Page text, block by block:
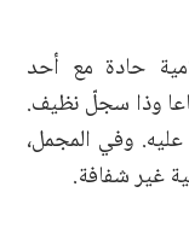
حادة مع أحد
وذا سجلّ نظيف.
وفي المجمل،
غير شفافة.